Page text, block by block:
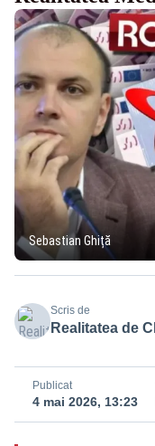
Sebastian Ghiță
Scris de
Realitatea de
Publicat
4 mai 2026, 13:23